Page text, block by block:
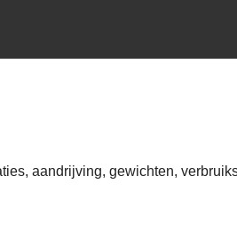
aandrijving, gewichten,